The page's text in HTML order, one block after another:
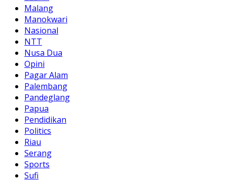
Malang
Manokwari
Nasional
NTT
Nusa Dua
Opini
Pagar Alam
Palembang
Pandeglang
Papua
Pendidikan
Politics
Riau
Serang
Sports
Sufi